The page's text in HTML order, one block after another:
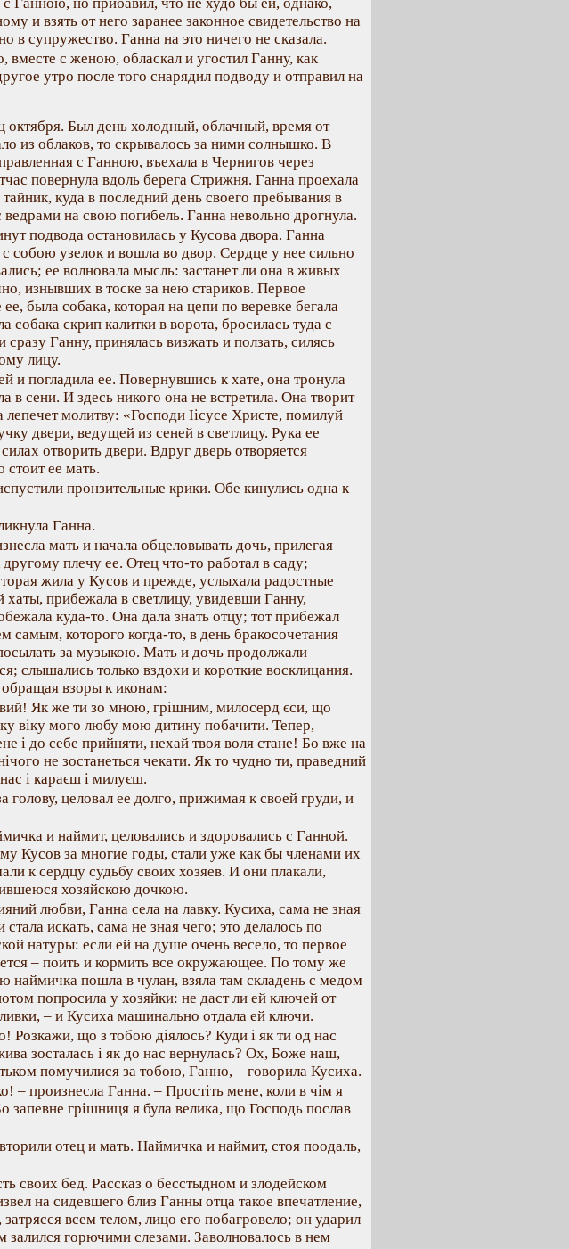
и взять от него заранее законное свидетельство на
в супружество. Ганна на это ничего не сказала.
с женою, обласкал и угостил Ганну, как
утро после того снарядил подводу и отправил на
октября. Был день холодный, облачный, время от
из облаков, то скрывалось за ними солнышко. В
с Ганною, въехала в Чернигов через
повернула вдоль берега Стрижня. Ганна проехала
куда в последний день своего пребывания в
на свою погибель. Ганна невольно дрогнула.
подвода остановилась у Кусова двора. Ганна
собою узелок и вошла во двор. Сердце у нее сильно
ее волновала мысль: застанет ли она в живых
изнывших в тоске за нею стариков. Первое
была собака, которая на цепи по веревке бегала
собака скрип калитки в ворота, бросилась туда с
Ганну, принялась визжать и ползать, силясь
лицу.
и погладила ее. Повернувшись к хате, она тронула
в сени. И здесь никого она не встретила. Она творит
лепечет молитву: «Господи Іісусе Христе, помилуй
двери, ведущей из сеней в светлицу. Рука ее
отворить двери. Вдруг дверь отворяется
ее мать.
пронзительные крики. Обе кинулись одна к
Ганна.
мать и начала обцеловывать дочь, прилегая
плечу ее. Отец что-то работал в саду;
жила у Кусов и прежде, услыхала радостные
хаты, прибежала в светлицу, увидевши Ганну,
куда-то. Она дала знать отцу; тот прибежал
самым, которого когда-то, в день бракосочетания
за музыкою. Мать и дочь продолжали
слышались только вздохи и короткие восклицания.
взоры к иконам:
Як же ти зо мною, грішним, милосерд єси, що
віку мого любу мою дитину побачити. Тепер,
і до себе прийняти, нехай твоя воля стане! Бо вже на
не зостанеться чекати. Як то чудно ти, праведний
і караєш і милуєш.
голову, целовал ее долго, прижимая к своей груди, и
и наймит, целовались и здоровались с Ганной.
Кусов за многие годы, стали уже как бы членами их
к сердцу судьбу своих хозяев. И они плакали,
хозяйскою дочкою.
любви, Ганна села на лавку. Кусиха, сама не зная
искать, сама не зная чего; это делалось по
натуры: если ей на душе очень весело, то первое
– поить и кормить все окружающее. По тому же
пошла в чулан, взяла там складень с медом
попросила у хозяйки: не даст ли ей ключей от
– и Кусиха машинально отдала ей ключи.
Розкажи, що з тобою діялось? Куди і як ти од нас
зосталась і як до нас вернулась? Ох, Боже наш,
помучилися за тобою, Ганно, – говорила Кусиха.
– произнесла Ганна. – Простіть мене, коли в чім я
запевне грішниця я була велика, що Господь послав
отец и мать. Наймичка и наймит, стоя поодаль,
своих бед. Рассказ о бесстыдном и злодейском
на сидевшего близ Ганны отца такое впечатление,
всем телом, лицо его побагровело; он ударил
залился горючими слезами. Заволновалось в нем